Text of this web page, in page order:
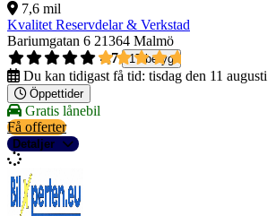
7,6 mil
Kvalitet Reservdelar & Verkstad
Bariumgatan 6 21364 Malmö
4,7
17 betyg
Du kan tidigast få tid: tisdag den 11 augusti
Öppettider
Gratis lånebil
Få offerter
Detaljer